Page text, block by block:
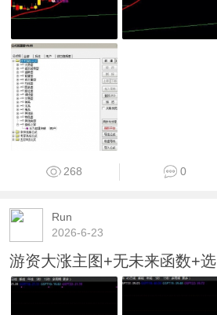
268 0
Run
2026-6-23
游资大涨主图+无未来函数+选